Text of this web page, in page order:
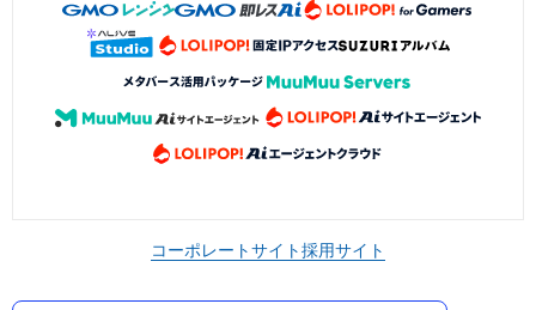
コーポレートサイト採用サイト